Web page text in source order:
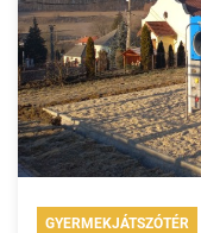
GYERMEKJÁTSZÓTÉR